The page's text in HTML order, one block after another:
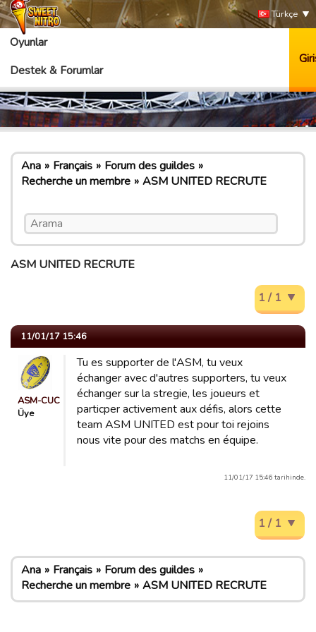
Türkçe
Oyunlar
Destek & Forumlar
Ana Français
Forum des guildes
Recherche un membre
ASM UNITED RECRUTE
ASM UNITED RECRUTE
1 / 1
11/01/17 15:46
ASM-CUC
Üye
Tu es supporter de l'ASM, tu veux
échanger avec d'autres supporters, tu veux
échanger sur la stregie, les joueurs et
particper activement aux défis, alors cette
team ASM UNITED est pour toi rejoins
nous vite pour des matchs en équipe.
11/01/17 15:46 tarihinde.
1 / 1
Ana Français
Forum des guildes
Recherche un membre
ASM UNITED RECRUTE